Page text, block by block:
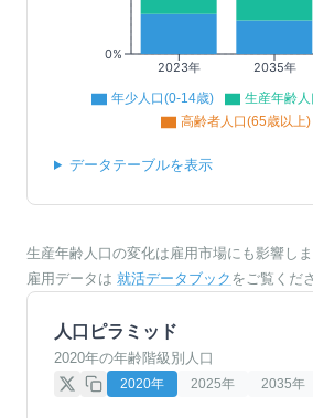
2023年 2035年
0%
年少人口(0-14歳)
生産年齢
高齢者人口(65歳以上)
データテーブルを表示
生産年齢人口の変化は雇用市場にも影響し
雇用データは 就活データブック をご覧くだ
人口ピラミッド
2020年の年齢階級別人口
2020年 2025年 2035年